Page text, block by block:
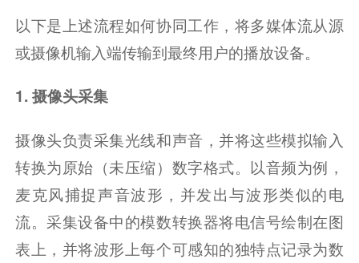
以下是上述流程如何协同工作，将多媒体流从源
或摄像机输入端传输到最终用户的播放设备。
1. 摄像头采集
摄像头负责采集光线和声音，并将这些模拟输入
转换为原始（未压缩）数字格式。以音频为例，
麦克风捕捉声音波形，并发出与波形类似的电
流。采集设备中的模数转换器将电信号绘制在图
表上，并将波形上每个可感知的独特点记录为数